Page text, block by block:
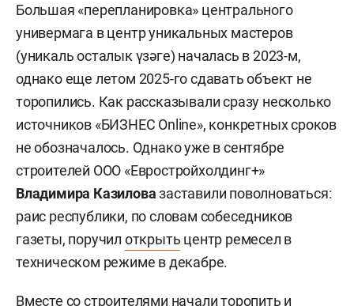
Большая «перепланировка» центрального
универмага в центр уникальных мастеров
(уникаль осталык үзәге) началась в 2023-м,
однако еще летом 2025-го сдавать объект не
торопились. Как рассказывали сразу несколько
источников «БИЗНЕС Online», конкретных сроков
не обозначалось. Однако уже в сентябре
строителей ООО «Евростройхолдинг+»
Владимира Казиловазаставили поволноваться:
раис республики, по словам собеседников
газеты, поручил открыть центр ремесел в
техническом режиме в декабре.
Вместе со строителями начали торопить и